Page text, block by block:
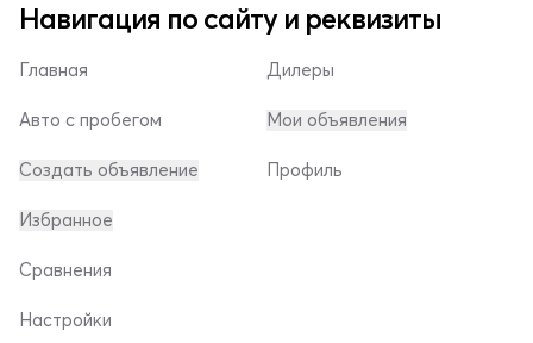
Навигация по сайту и реквизиты
Главная
Авто с пробегом
Создать объявление
Дилеры
Мои объявления
Профиль
Избранное
Сравнения
Настройки